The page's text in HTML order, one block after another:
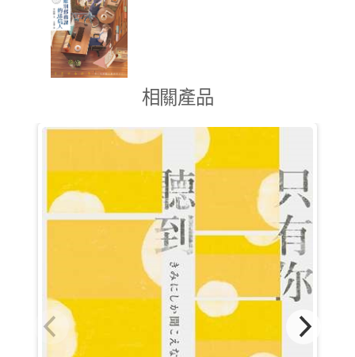
相關產品